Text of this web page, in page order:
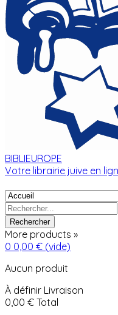
BIBLIEUROPE
Votre librairie juive en
Rechercher
More products »
0 0,00 € (vide)
Aucun produit
À définir Livraison
0,00 € Total